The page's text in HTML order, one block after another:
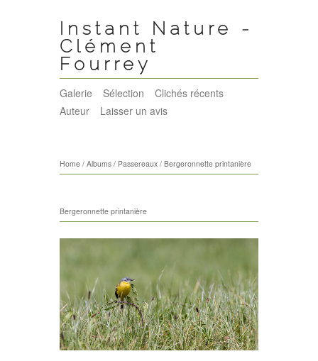
Instant Nature -
Clément
Fourrey
Galerie Sélection
Clichés récents
Auteur
Laisser un avis
Home / Albums / Passereaux / Bergeronnette printanière
Bergeronnette printanière